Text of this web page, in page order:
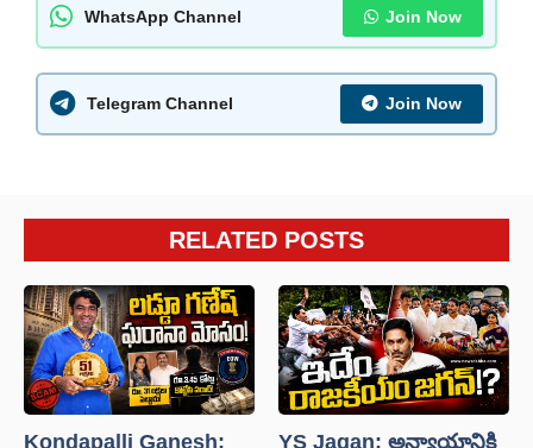
WhatsApp Channel Join Now
Telegram Channel Join Now
RELATED POSTS
Kondapalli Ganesh:
YS Jagan: అన్యాయానికి